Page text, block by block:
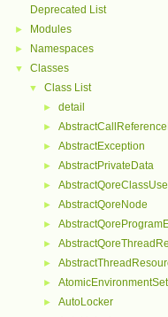
Deprecated List
► Modules
► Namespaces
▼ Classes
▼ Class List
► detail
►
► AbstractException
► AbstractPrivateData
►
► AbstractQoreNode
►
►
►
►
► AutoLocker